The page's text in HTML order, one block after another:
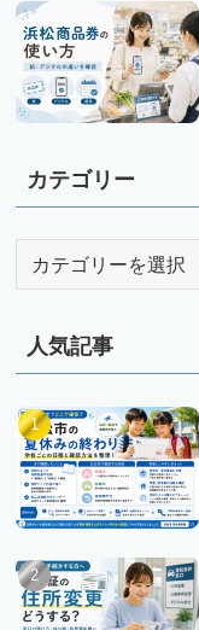
カテゴリー
リ
ー
人気記事